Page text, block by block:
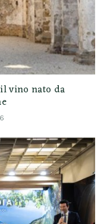
vino nato da